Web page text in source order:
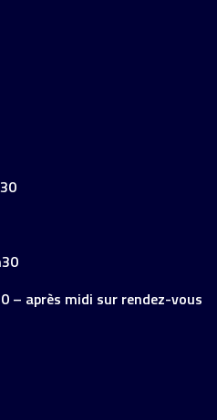
– après midi sur rendez-vous